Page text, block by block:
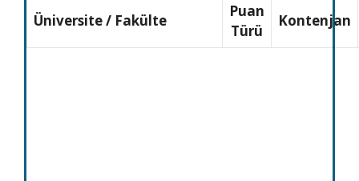
Üniversite / Fakülte
Puan
Türü
Kontenjan